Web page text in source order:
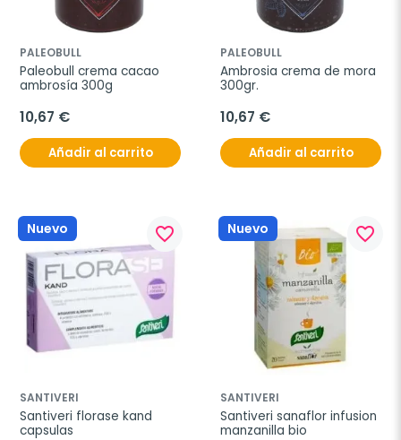
PALEOBULL
Paleobull crema cacao
ambrosía 300g
10,67 €
Añadir al carrito
PALEOBULL
Ambrosia crema de mora
300gr.
10,67 €
Añadir al carrito
Nuevo favorite_border
SANTIVERI
Santiveri florase kand
capsulas
Nuevo favorite_border
SANTIVERI
Santiveri sanaflor infusion
manzanilla bio